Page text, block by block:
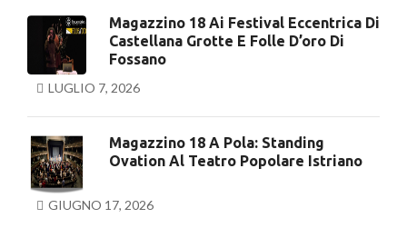
Magazzino 18 Ai Festival Eccentrica Di
Castellana Grotte E Folle D’oro Di
Fossano
LUGLIO 7, 2026
Magazzino 18 A Pola: Standing
Ovation Al Teatro Popolare Istriano
GIUGNO 17, 2026